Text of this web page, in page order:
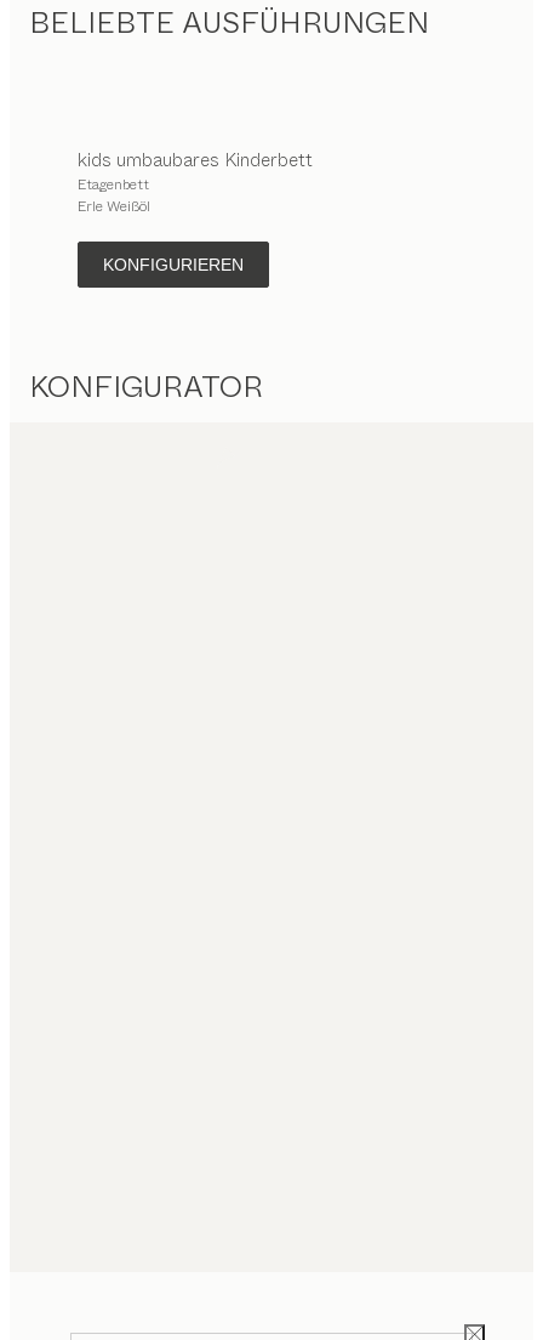
BELIEBTE AUSFÜHRUNGEN
kids umbaubares Kinderbett
Etagenbett
Erle Weißöl
KONFIGURIEREN
KONFIGURATOR